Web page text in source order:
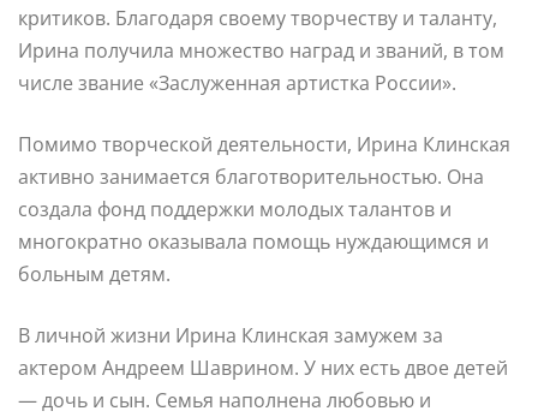
критиков. Благодаря своему творчеству и таланту,
Ирина получила множество наград и званий, в том
числе звание «Заслуженная артистка России».
Помимо творческой деятельности, Ирина Клинская
активно занимается благотворительностью. Она
создала фонд поддержки молодых талантов и
многократно оказывала помощь нуждающимся и
больным детям.
В личной жизни Ирина Клинская замужем за
актером Андреем Шаврином. У них есть двое детей
— дочь и сын. Семья наполнена любовью и